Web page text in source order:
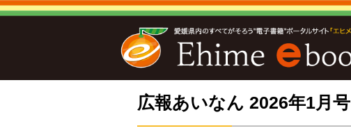
広報あいなん 2026年1月号